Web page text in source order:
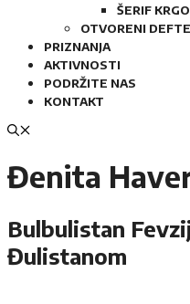
ŠERIF KRGO
OTVORENI
PRIZNANJA
AKTIVNOSTI
PODRŽITE NAS
KONTAKT
Đenita
Bulbulistan
Đulistanom